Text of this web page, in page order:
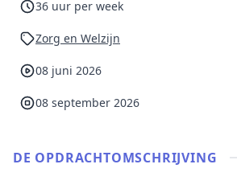
36 uur per week
Zorg en Welzijn
08 juni 2026
08 september 2026
DE OPDRACHT­OMSCHRIJVING